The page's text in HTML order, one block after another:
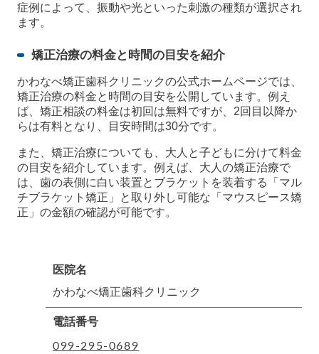
症例によって、振動や光といった刺激の種類が選択され
ます。
矯正治療の料金と時間の目安を紹介
かわなべ矯正歯科クリニックの公式ホームページでは、
矯正治療の料金と時間の目安を公開しています。例え
ば、矯正相談の料金は初回は無料ですが、2回目以降か
らは有料となり、目安時間は30分です。
また、矯正治療についても、大人と子どもに分けて料金
の目安を紹介しています。例えば、大人の矯正治療で
は、歯の表側に白い装置とブラケットを装着する「マル
チブラケット矯正」と取り外し可能な「マウスピース矯
正」の金額の確認が可能です。
医院名
かわなべ矯正歯科クリニック
電話番号
099-295-0689